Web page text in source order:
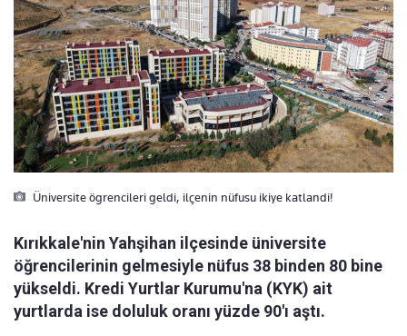
Üniversite ögrencileri geldi, ilçenin nüfusu ikiye katlandi!
Kırıkkale'nin Yahşihan ilçesinde üniversite
öğrencilerinin gelmesiyle nüfus 38 binden 80 bine
yükseldi. Kredi Yurtlar Kurumu'na (KYK) ait
yurtlarda ise doluluk oranı yüzde 90'ı aştı.